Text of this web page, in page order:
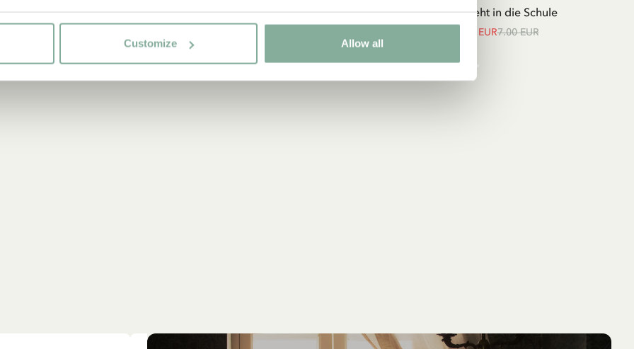
Customize Allow all
Shirt Pippi Langstrumpf mit
Goldkoffer – Dunkelblau
Pippi geht in die Schule
5.95 EUR7.00 EUR